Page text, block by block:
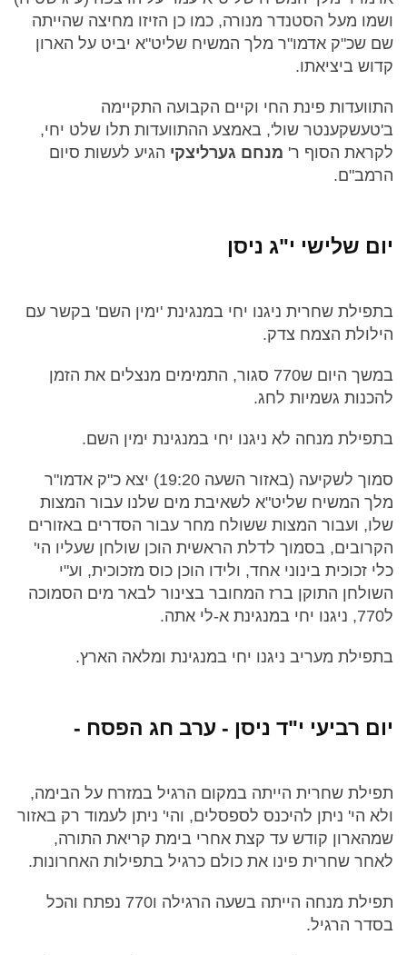
ושמו מעל הסטנדר מנורה, כמו כן הזיזו מחיצה שהייתה
שם שכ"ק אדמו"ר מלך המשיח שליט"א יביט על הארון
קדוש ביציאתו.
התוועדות פינת החי וקיים הקבועה התקיימה
ב'טעשקענטר שול', באמצע ההתוועדות תלו שלט יחי,
לקראת הסוף ר' מנחם גערליצקי הגיע לעשות סיום
הרמב"ם.
יום שלישי י"ג ניסן
בתפילת שחרית ניגנו יחי במנגינת 'ימין השם' בקשר עם
הילולת הצמח צדק.
במשך היום ש770 סגור, התמימים מנצלים את הזמן
להכנות גשמיות לחג.
בתפילת מנחה לא ניגנו יחי במנגינת ימין השם.
סמוך לשקיעה (באזור השעה 19:20) יצא כ"ק אדמו"ר
מלך המשיח שליט"א לשאיבת מים שלנו עבור המצות
שלו, ועבור המצות ששולח מחר עבור הסדרים באזורים
הקרובים, בסמוך לדלת הראשית הוכן שולחן שעליו הי'
כלי זכוכית בינוני אחד, ולידו הוכן כוס מזכוכית, וע"י
השולחן התוקן ברז המחובר בצינור לבאר מים הסמוכה
ל770, ניגנו יחי במנגינת א-לי אתה.
בתפילת מעריב ניגנו יחי במנגינת ומלאה הארץ.
יום רביעי י"ד ניסן - ערב חג הפסח -
תפילת שחרית הייתה במקום הרגיל במזרח על הבימה,
ולא הי' ניתן להיכנס לספסלים, והי' ניתן לעמוד רק באזור
שמהארון קודש עד קצת אחרי בימת קריאת התורה,
לאחר שחרית פינו את כולם כרגיל בתפילות האחרונות.
תפילת מנחה הייתה בשעה הרגילה ו770 נפתח והכל
בסדר הרגיל.